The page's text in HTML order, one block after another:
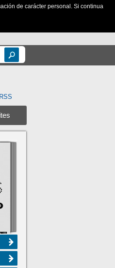
de carácter personal. Si continua